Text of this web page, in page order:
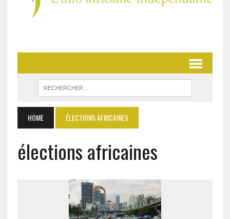
HOME ÉLECTIONS AFRICAINES
élections africaines